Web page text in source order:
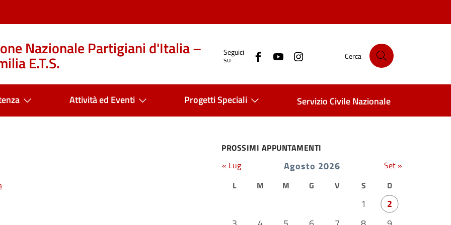
Nazionale Partigiani d'Italia –
E.T.S.
Seguici
su Cerca
Attività ed Eventi Progetti Speciali Servizio Civile Nazionale
PROSSIMI APPUNTAMENTI
Agosto 2026
L M M G V S D
1
2
« Lug Set »